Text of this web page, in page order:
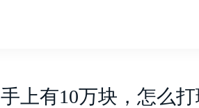
手上有10万块，怎么